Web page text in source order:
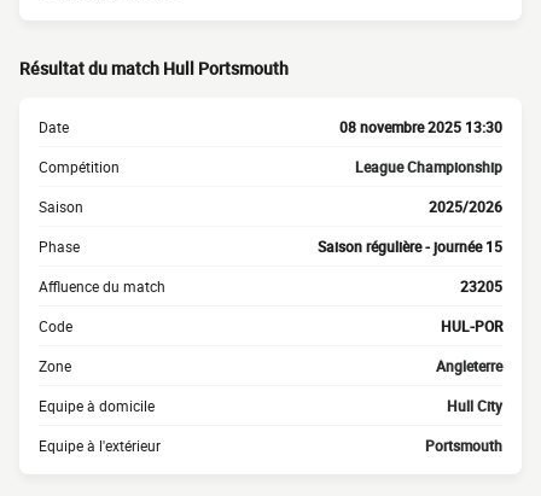
Résultat du match Hull Portsmouth
Date 08 novembre 2025 13:30
Compétition League Championship
Saison 2025/2026
Phase Saison régulière - journée 15
Affluence du match 23205
Code HUL-POR
Zone Angleterre
Equipe à domicile Hull City
Equipe à l'extérieur Portsmouth